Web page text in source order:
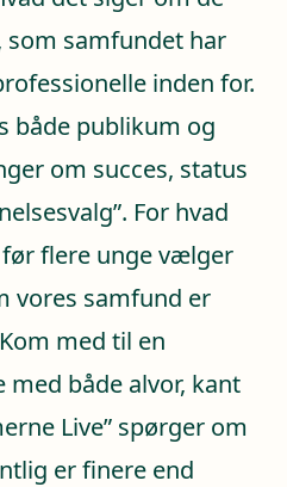
som samfundet har
inden for.
både publikum og
om succes, status
For hvad
flere unge vælger
vores samfund er
med til en
både alvor, kant
Live” spørger om
er finere end